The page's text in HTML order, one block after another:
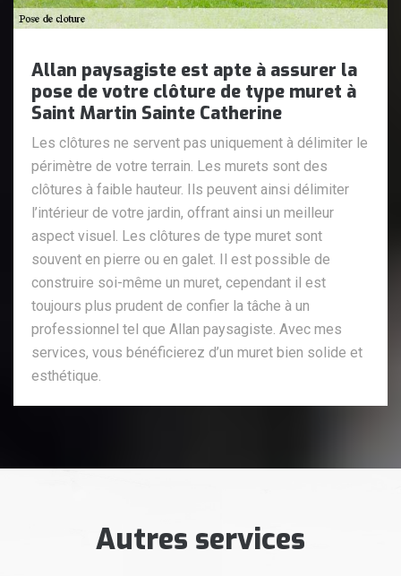
Allan paysagiste est apte à assurer la
pose de votre clôture de type muret à
Saint Martin Sainte Catherine
Les clôtures ne servent pas uniquement à délimiter le
périmètre de votre terrain. Les murets sont des
clôtures à faible hauteur. Ils peuvent ainsi délimiter
l’intérieur de votre jardin, offrant ainsi un meilleur
aspect visuel. Les clôtures de type muret sont
souvent en pierre ou en galet. Il est possible de
construire soi-même un muret, cependant il est
toujours plus prudent de confier la tâche à un
professionnel tel que Allan paysagiste. Avec mes
services, vous bénéficierez d’un muret bien solide et
esthétique.
Autres services